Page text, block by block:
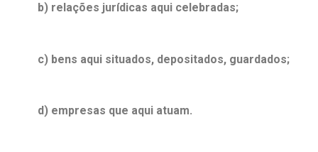
b) relações jurídicas aqui celebradas;
c) bens aqui situados, depositados, guardados;
d) empresas que aqui atuam.